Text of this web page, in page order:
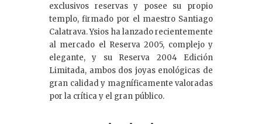
exclusivos reservas y posee su propio
templo, firmado por el maestro Santiago
Calatrava. Ysios ha lanzado recientemente
al mercado el Reserva 2005, complejo y
elegante, y su Reserva 2004 Edición
Limitada, ambos dos joyas enológicas de
gran calidad y magníficamente valoradas
por la crítica y el gran público.